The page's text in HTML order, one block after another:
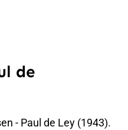
de
- Paul de Ley (1943).